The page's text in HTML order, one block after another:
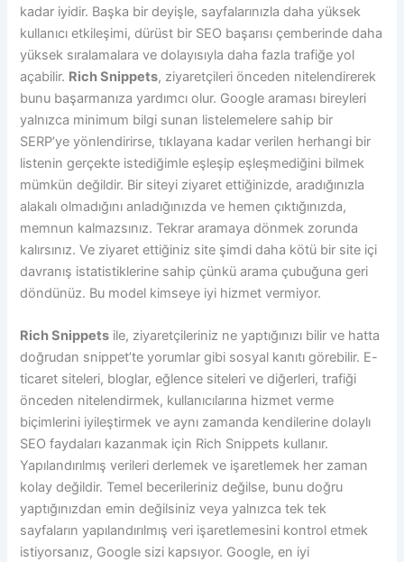
kadar iyidir. Başka bir deyişle, sayfalarınızla daha yüksek
kullanıcı etkileşimi, dürüst bir SEO başarısı çemberinde daha
yüksek sıralamalara ve dolayısıyla daha fazla trafiğe yol
açabilir. Rich Snippets, ziyaretçileri önceden nitelendirerek
bunu başarmanıza yardımcı olur. Google araması bireyleri
yalnızca minimum bilgi sunan listelemelere sahip bir
SERP’ye yönlendirirse, tıklayana kadar verilen herhangi bir
listenin gerçekte istediğimle eşleşip eşleşmediğini bilmek
mümkün değildir. Bir siteyi ziyaret ettiğinizde, aradığınızla
alakalı olmadığını anladığınızda ve hemen çıktığınızda,
memnun kalmazsınız. Tekrar aramaya dönmek zorunda
kalırsınız. Ve ziyaret ettiğiniz site şimdi daha kötü bir site içi
davranış istatistiklerine sahip çünkü arama çubuğuna geri
döndünüz. Bu model kimseye iyi hizmet vermiyor.
Rich Snippets ile, ziyaretçileriniz ne yaptığınızı bilir ve hatta
doğrudan snippet’te yorumlar gibi sosyal kanıtı görebilir. E-
ticaret siteleri, bloglar, eğlence siteleri ve diğerleri, trafiği
önceden nitelendirmek, kullanıcılarına hizmet verme
biçimlerini iyileştirmek ve aynı zamanda kendilerine dolaylı
SEO faydaları kazanmak için Rich Snippets kullanır.
Yapılandırılmış verileri derlemek ve işaretlemek her zaman
kolay değildir. Temel becerileriniz değilse, bunu doğru
yaptığınızdan emin değilsiniz veya yalnızca tek tek
sayfaların yapılandırılmış veri işaretlemesini kontrol etmek
istiyorsanız, Google sizi kapsıyor. Google, en iyi